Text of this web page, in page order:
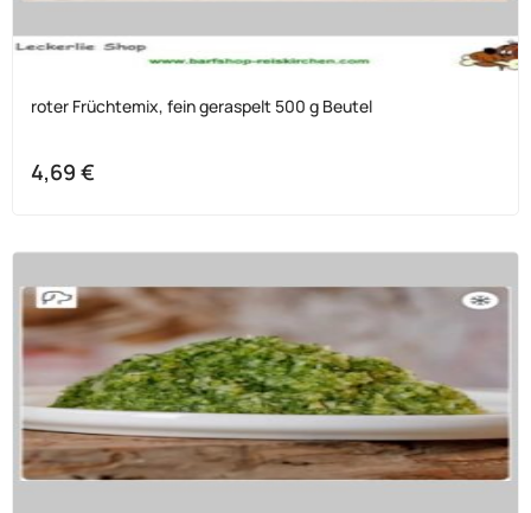
roter Früchtemix, fein geraspelt 500 g Beutel
4,69 €